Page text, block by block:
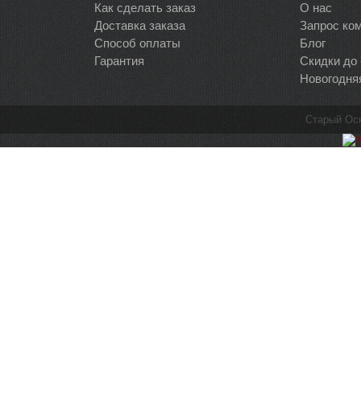
Как сделать заказ
Доставка заказа
Способ оплаты
Гарантия
О нас
Запрос
Блог
Скидки до
Старый